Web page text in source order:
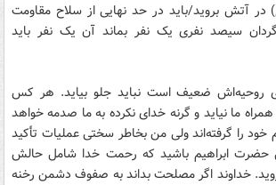
آتش بروید/باید در حد نهایی از سلاح مقاومت
گردان سیصد نفری یک نفر بماند آن یک نفر باید
روحیه‌اش ضعیف است نباید جلو بیاید. هر کس
ما نیاید و گرنه خدای نکرده به ما صدمه خواهد
خود را گرفته‌اند ولی من بخاطر سختی عملیات تأکید
حضرت ابراهیم باشید که رحمت خدا شامل حالش
خداوند اگر مصلحت بداند به صفوف دشمن رخنه